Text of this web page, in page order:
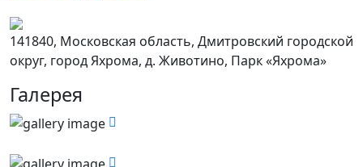
141840, Московская область, Дмитровский городской
округ, город Яхрома, д. Животино, Парк «Яхрома»
Галерея